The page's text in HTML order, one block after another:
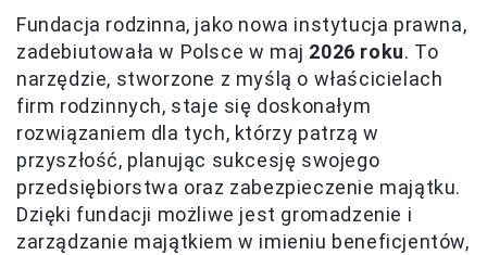
Fundacja rodzinna, jako nowa instytucja prawna,
zadebiutowała w Polsce w maj 2026 roku. To
narzędzie, stworzone z myślą o właścicielach
firm rodzinnych, staje się doskonałym
rozwiązaniem dla tych, którzy patrzą w
przyszłość, planując sukcesję swojego
przedsiębiorstwa oraz zabezpieczenie majątku.
Dzięki fundacji możliwe jest gromadzenie i
zarządzanie majątkiem w imieniu beneficjentów,